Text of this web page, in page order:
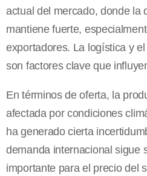
actual del mercado, donde la
mantiene fuerte,
exportadores. La logística y
son factores clave que
En términos de oferta, la
afectada por condiciones
ha generado cierta
demanda internacional sigue
importante para el precio del